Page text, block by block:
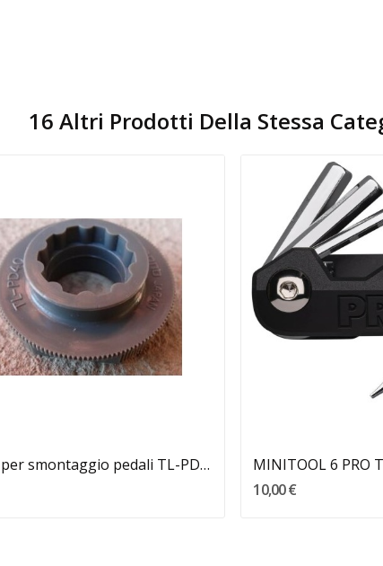
16 Altri Prodotti Della Stessa
Chiave per smontaggio pedali TL-PD40 SHIMANO
MINITOOL 6 PRO
10,00 €